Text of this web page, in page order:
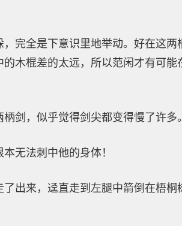
完全是下意识里地举动。好在这两
木棍差的太远，所以范闲才有可能
剑，似乎觉得剑尖都变得慢了许多。
无法刺中他的身体！
出来，迳直走到左腿中箭倒在梧桐